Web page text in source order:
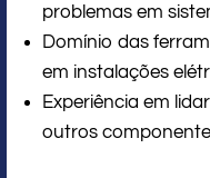
problemas em
Domínio das
em instalações
Experiência em
outros